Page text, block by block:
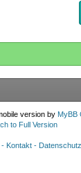
version by MyBB
to Full Version
Kontakt - Datenschutz